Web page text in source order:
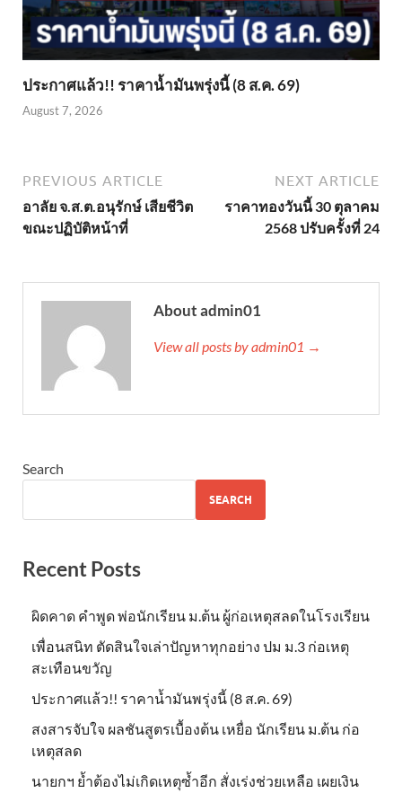
ประกาศแล้ว!! ราคาน้ำมันพรุ่งนี้ (8 ส.ค. 69)
August 7, 2026
PREVIOUS ARTICLE
อาลัย จ.ส.ต.อนุรักษ์ เสียชีวิต
ขณะปฏิบัติหน้าที่
NEXT ARTICLE
ราคาทองวันนี้ 30 ตุลาคม
2568 ปรับครั้งที่ 24
About admin01
View all posts by admin01 →
Search
SEARCH
Recent Posts
ผิดคาด คำพูด พ่อนักเรียน ม.ต้น ผู้ก่อเหตุสลดในโรงเรียน
เพื่อนสนิท ตัดสินใจเล่าปัญหาทุกอย่าง ปม ม.3 ก่อเหตุ
สะเทือนขวัญ
ประกาศแล้ว!! ราคาน้ำมันพรุ่งนี้ (8 ส.ค. 69)
สงสารจับใจ ผลชันสูตรเบื้องต้น เหยื่อ นักเรียน ม.ต้น ก่อ
เหตุสลด
นายกฯ ย้ำต้องไม่เกิดเหตุซ้ำอีก สั่งเร่งช่วยเหลือ เผยเงิน